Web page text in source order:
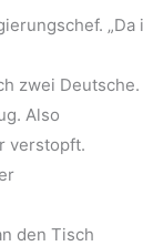
zwei Deutsche.
Also
verstopft.
den Tisch